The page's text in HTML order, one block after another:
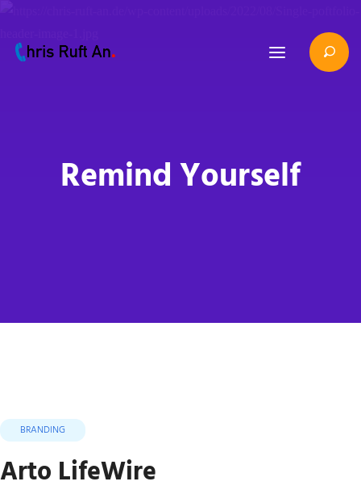
Remind Yourself
BRANDING
Arto LifeWire